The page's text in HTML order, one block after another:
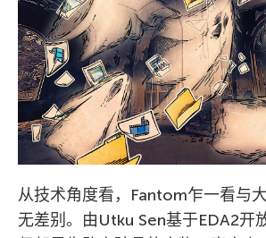
从技术角度看，Fantom乍一看与
无差别。由Utku Sen基于EDA2开